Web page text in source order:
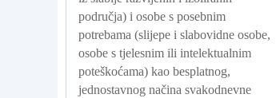
područja) i osobe s posebnim
potrebama (slijepe i slabovidne osobe,
osobe s tjelesnim ili intelektualnim
poteškoćama) kao besplatnog,
jednostavnog načina svakodnevne